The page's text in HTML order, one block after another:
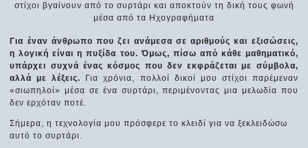
στίχοι βγαίνουν από το συρτάρι και αποκτούν τη δική τους φωνή
μέσα από τα Ηχογραφήματα
Για έναν άνθρωπο που ζει ανάμεσα σε αριθμούς και εξισώσεις,
η λογική είναι η πυξίδα του. Όμως, πίσω από κάθε μαθηματικό,
υπάρχει συχνά ένας κόσμος που δεν εκφράζεται με σύμβολα,
αλλά με λέξεις.
Για χρόνια, πολλοί δικοί μου στίχοι παρέμεναν
«σιωπηλοί» μέσα σε ένα συρτάρι, περιμένοντας μια μελωδία που
δεν ερχόταν ποτέ.
Σήμερα, η τεχνολογία μου πρόσφερε το κλειδί για να ξεκλειδώσω
αυτό το συρτάρι.